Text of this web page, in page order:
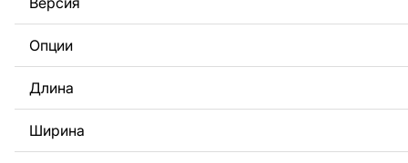
За дополнительную плату мы можем добавить любой
логотип вашей компании или внести другие изменения
Если вам нужно, чтобы мы выполнили
металла для вас, пожалуйста, свяжитесь с нами.
Если у вас остались вопросы или вам нужна помощь,
любое время, мы всегда готовы помочь.
Опции
Длина
Ширина